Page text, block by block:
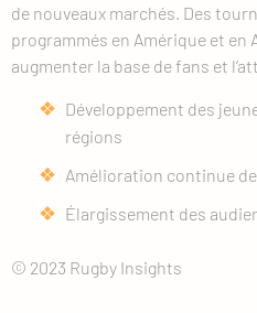
de nouveaux marchés. Des
programmés en Amérique et en
augmenter la base de fans et
Développement des
régions
Amélioration continue
Élargissement des
© 2023 Rugby Insights